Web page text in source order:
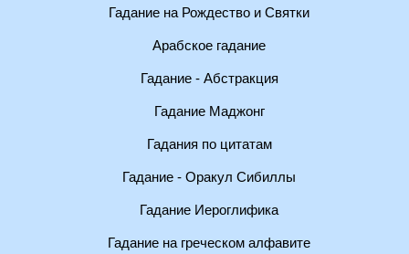
Гадание на Рождество и Святки
Арабское гадание
Гадание - Абстракция
Гадание Маджонг
Гадания по цитатам
Гадание - Оракул Сибиллы
Гадание Иероглифика
Гадание на греческом алфавите